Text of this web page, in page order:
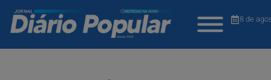
8 de